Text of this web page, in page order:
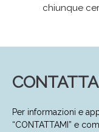
chiunque
Per informazioni e
“CONTATTAMI” e